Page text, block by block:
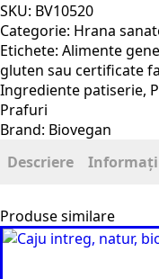
la
omleta,
43g
Biovegan
SKU: BV10520
Categorie: Hrana
Etichete: Alimente
gluten sau certificate
Ingrediente patiserie,
Prafuri
Brand: Biovegan
Descriere
Produse similare